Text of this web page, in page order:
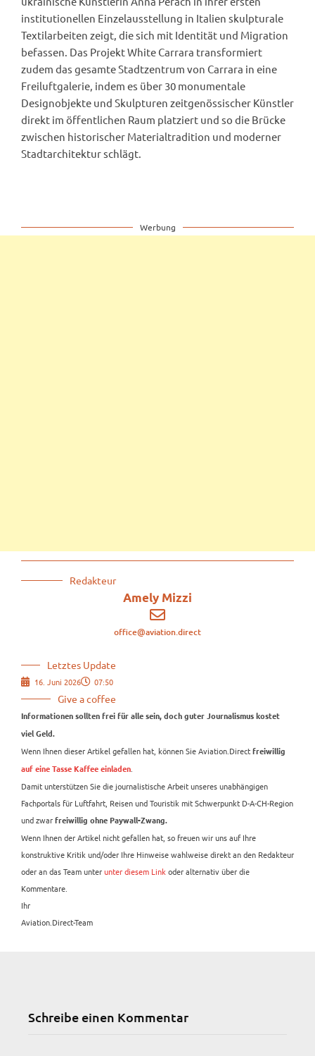
Redakteur
Amely Mizzi
office@aviation.direct
Letztes Update
16. Juni 2026 07:50
Give a coffee
Informationen sollten frei für alle sein, doch guter Journalismus kostet
viel Geld.
Wenn Ihnen dieser Artikel gefallen hat, können Sie Aviation.Direct freiwillig
auf eine Tasse Kaffee einladen.
Damit unterstützen Sie die journalistische Arbeit unseres unabhängigen
Fachportals für Luftfahrt, Reisen und Touristik mit Schwerpunkt D-A-CH-Region
und zwar freiwillig ohne Paywall-Zwang.
Wenn Ihnen der Artikel nicht gefallen hat, so freuen wir uns auf Ihre
konstruktive Kritik und/oder Ihre Hinweise wahlweise direkt an den Redakteur
oder an das Team unterunter diesem Linkoder alternativ über die
Kommentare.
Ihr
Aviation.Direct-Team
institutionellen Einzelausstellung in Italien skulpturale
Textilarbeiten zeigt, die sich mit Identität und Migration
befassen. Das Projekt White Carrara transformiert
zudem das gesamte Stadtzentrum von Carrara in eine
Freiluftgalerie, indem es über 30 monumentale
Designobjekte und Skulpturen zeitgenössischer Künstler
direkt im öffentlichen Raum platziert und so die Brücke
zwischen historischer Materialtradition und moderner
Stadtarchitektur schlägt.
Werbung
Schreibe einen Kommentar